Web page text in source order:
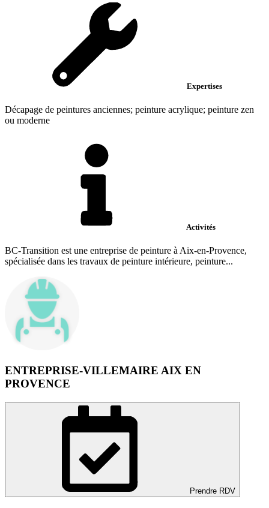
Expertises
Décapage de peintures anciennes; peinture acrylique; peinture zen
ou moderne
Activités
BC-Transition est une entreprise de peinture à Aix-en-Provence,
spécialisée dans les travaux de peinture intérieure, peinture...
ENTREPRISE-VILLEMAIRE AIX EN
PROVENCE
Prendre RDV